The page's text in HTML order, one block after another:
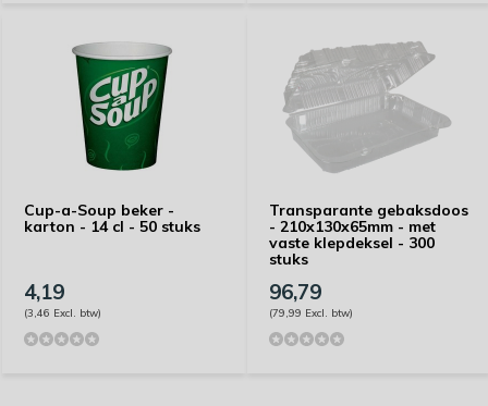
Cup-a-Soup beker -
karton - 14 cl - 50 stuks
4,19
(3,46 Excl. btw)
Transparante gebaksdoos
- 210x130x65mm - met
vaste klepdeksel - 300
stuks
96,79
(79,99 Excl. btw)